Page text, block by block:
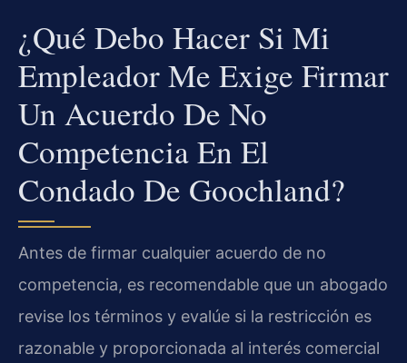
¿Qué Debo Hacer Si Mi
Empleador Me Exige Firmar
Un Acuerdo De No
Competencia En El
Condado De Goochland?
Antes de firmar cualquier acuerdo de no
competencia, es recomendable que un abogado
revise los términos y evalúe si la restricción es
razonable y proporcionada al interés comercial